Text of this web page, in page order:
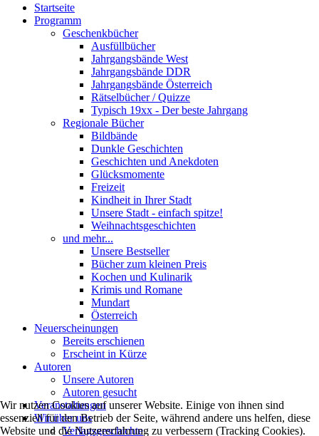
Startseite
Programm
Geschenkbücher
Ausfüllbücher
Jahrgangsbände West
Jahrgangsbände DDR
Jahrgangsbände Österreich
Rätselbücher / Quizze
Typisch 19xx - Der beste Jahrgang
Regionale Bücher
Bildbände
Dunkle Geschichten
Geschichten und Anekdoten
Glücksmomente
Freizeit
Kindheit in Ihrer Stadt
Unsere Stadt - einfach spitze!
Weihnachtsgeschichten
und mehr...
Unsere Bestseller
Bücher zum kleinen Preis
Kochen und Kulinarik
Krimis und Romane
Mundart
Österreich
Neuerscheinungen
Bereits erschienen
Erscheint in Kürze
Autoren
Unsere Autoren
Autoren gesucht
Veranstaltungen
Wir über uns
Verlagsgeschichte
Wir nutzen Cookies auf unserer Website. Einige von ihnen sind
essenziell für den Betrieb der Seite, während andere uns helfen, diese
Website und die Nutzererfahrung zu verbessern (Tracking Cookies).